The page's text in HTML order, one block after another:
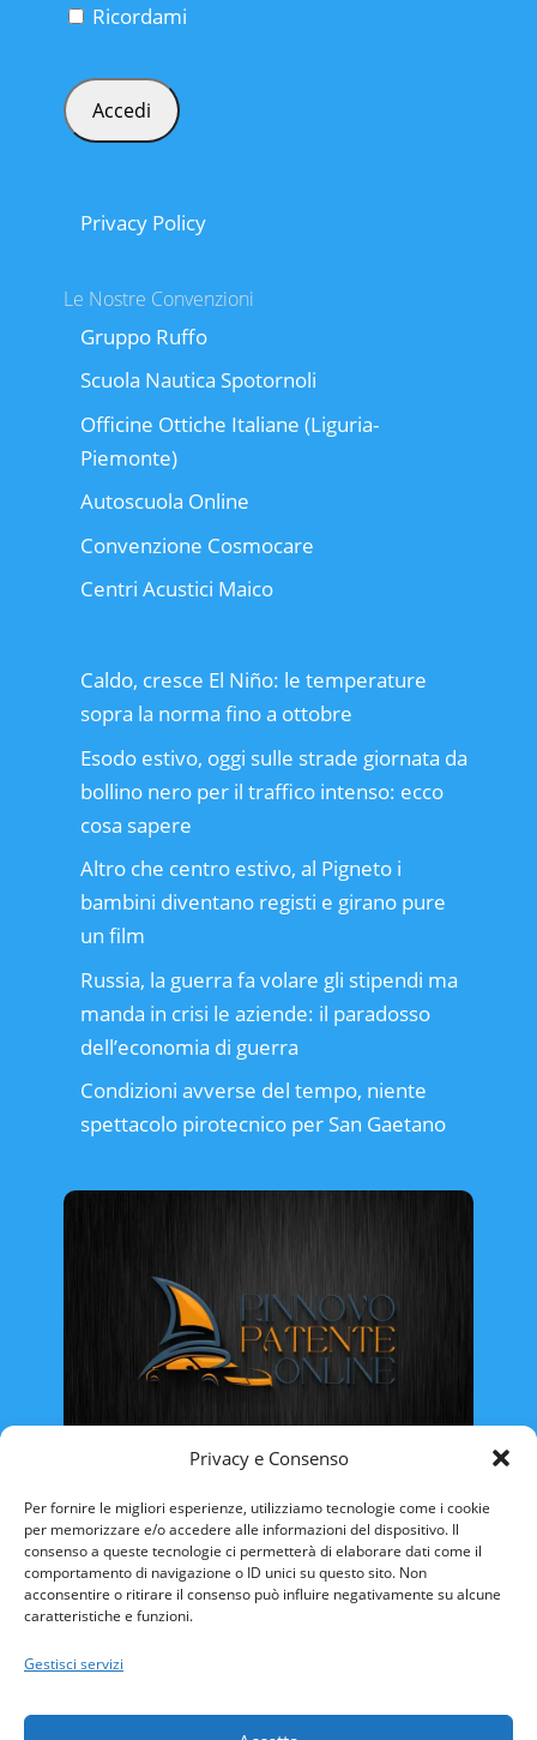
Privacy e Consenso
Per fornire le migliori esperienze, utilizziamo tecnologie come i cookie
per memorizzare e/o accedere alle informazioni del dispositivo. Il
consenso a queste tecnologie ci permetterà di elaborare dati come il
comportamento di navigazione o ID unici su questo sito. Non
acconsentire o ritirare il consenso può influire negativamente su alcune
caratteristiche e funzioni.
Gestisci servizi
Ricordami
Privacy Policy
Le Nostre Convenzioni
Gruppo Ruffo
Scuola Nautica Spotornoli
Officine Ottiche Italiane (Liguria-
Piemonte)
Autoscuola Online
Convenzione Cosmocare
Centri Acustici Maico
Caldo, cresce El Niño: le temperature
sopra la norma fino a ottobre
Esodo estivo, oggi sulle strade giornata da
bollino nero per il traffico intenso: ecco
cosa sapere
Altro che centro estivo, al Pigneto i
bambini diventano registi e girano pure
un film
Russia, la guerra fa volare gli stipendi ma
manda in crisi le aziende: il paradosso
dell’economia di guerra
Condizioni avverse del tempo, niente
spettacolo pirotecnico per San Gaetano
CAMPANIA
FRIULI VENEZIA-GIULIA
LAZIO LIGURIA